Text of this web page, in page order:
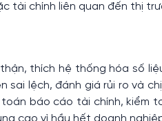
tài chính liên quan đến thị
thích hệ thống hóa số
sai lệch, đánh giá rủi ro và
báo cáo tài chính, kiểm
cao vì hầu hết doanh